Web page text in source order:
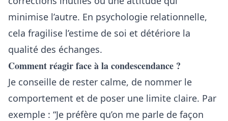
minimise l’autre. En psychologie relationnelle,
cela fragilise l’estime de soi et détériore la
qualité des échanges.
Comment réagir face à la condescendance ?
Je conseille de rester calme, de nommer le
comportement et de poser une limite claire. Par
exemple : “Je préfère qu’on me parle de façon